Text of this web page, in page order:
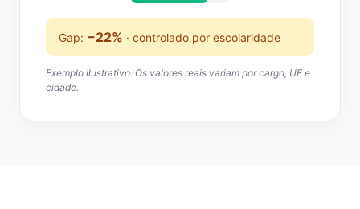
Gap: −22% · controlado por escolaridade
Exemplo ilustrativo. Os valores reais variam por cargo, UF e
cidade.